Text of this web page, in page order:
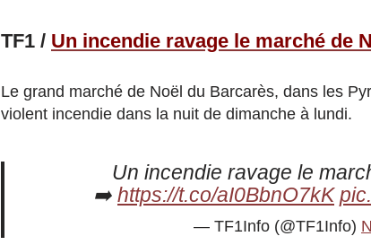
TF1 / Un incendie ravage le marché de
Le grand marché de Noël du Barcarès, dans les
violent incendie dans la nuit de dimanche à lundi.
Un incendie ravage le
➡️ https://t.co/aI0BbnO7kK
— TF1Info (@TF1Info)